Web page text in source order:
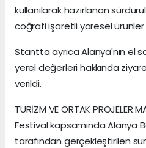
kullanılarak hazırlanan
coğrafi işaretli yöresel
Stantta ayrıca Alanya'nın el
yerel değerleri hakkında
verildi.
TURİZM VE ORTAK PROJELER
Festival kapsamında Alanya
tarafından gerçekleştirilen